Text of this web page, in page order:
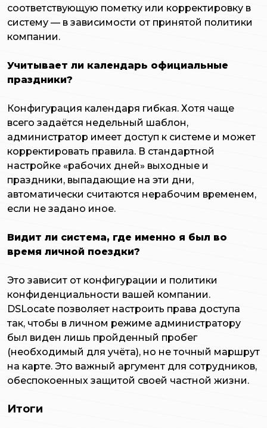
соответствующую пометку или корректировку в
систему — в зависимости от принятой политики
компании.
Учитывает ли календарь официальные
праздники?
Конфигурация календаря гибкая. Хотя чаще
всего задаётся недельный шаблон,
администратор имеет доступ к системе и может
корректировать правила. В стандартной
настройке «рабочих дней» выходные и
праздники, выпадающие на эти дни,
автоматически считаются нерабочим временем,
если не задано иное.
Видит ли система, где именно я был во
время личной поездки?
Это зависит от конфигурации и политики
конфиденциальности вашей компании.
DSLocate позволяет настроить права доступа
так, чтобы в личном режиме администратору
был виден лишь пройденный пробег
(необходимый для учёта), но не точный маршрут
на карте. Это важный аргумент для сотрудников,
обеспокоенных защитой своей частной жизни.
Итоги